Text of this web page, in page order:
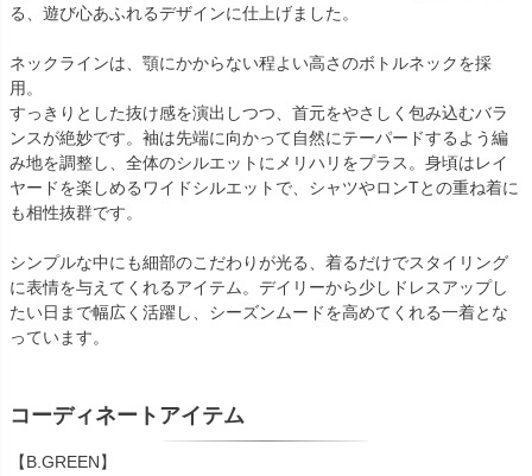
る、遊び心あふれるデザインに仕上げました。
ネックラインは、顎にかからない程よい高さのボトルネックを採
用。
すっきりとした抜け感を演出しつつ、首元をやさしく包み込むバラ
ンスが絶妙です。袖は先端に向かって自然にテーパードするよう編
み地を調整し、全体のシルエットにメリハリをプラス。身頃はレイ
ヤードを楽しめるワイドシルエットで、シャツやロンTとの重ね着に
も相性抜群です。
シンプルな中にも細部のこだわりが光る、着るだけでスタイリング
に表情を与えてくれるアイテム。デイリーから少しドレスアップし
たい日まで幅広く活躍し、シーズンムードを高めてくれる一着とな
っています。
コーディネートアイテム
【B.GREEN】